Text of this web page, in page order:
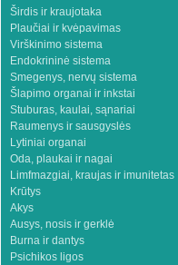
Širdis ir kraujotaka
Plaučiai ir kvėpavimas
Virškinimo sistema
Endokrininė sistema
Smegenys, nervų sistema
Šlapimo organai ir inkstai
Stuburas, kaulai, sąnariai
Raumenys ir sausgyslės
Lytiniai organai
Oda, plaukai ir nagai
Limfmazgiai, kraujas ir imunitetas
Krūtys
Akys
Ausys, nosis ir gerklė
Burna ir dantys
Psichikos ligos